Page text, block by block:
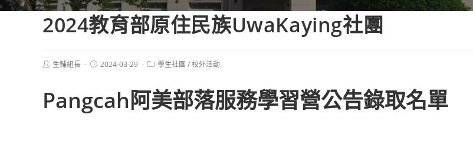
2024教育部原住民族UwaKaying社團
Post生輔組長
Post2024-03-29
Post學生社團 /校外活動
Pangcah阿美部落服務學習營公告錄取名單